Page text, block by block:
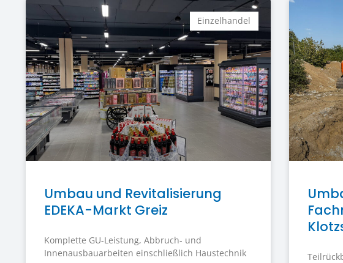
Einzelhandel
Umbau und Revitalisierung
EDEKA-Markt Greiz
Komplette GU-Leistung, Abbruch- und
Innenausbauarbeiten einschließlich Haustechnik